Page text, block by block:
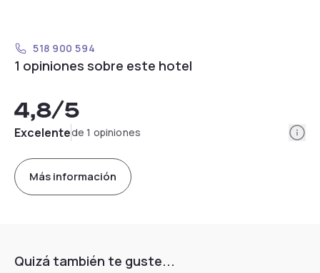
518 900 594
1 opiniones sobre este hotel
4,8/5
Excelentede 1 opiniones
Más información
Quizá también te guste...